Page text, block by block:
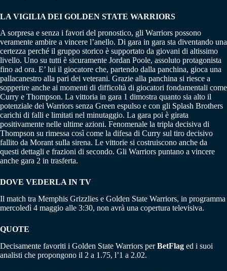
LA VIGILIA DEI GOLDEN STATE WARRIORS
A sorpresa e senza i favori del pronostico, gli Warriors possono
veramente ambire a vincere l’anello. Di gara in gara sta diventando una
certezza perché il gruppo storico è supportato da giovani di altissimo
livello. Uno su tutti è sicuramente Jordan Poole, assoluto protagonista
fino ad ora. E’ lui il giocatore che, partendo dalla panchina, gioca una
pallacanestro alla pari dei veterani. Grazie alla panchina si riesce a
sopperire anche ai momenti di difficoltà di giocatori fondamentali come
Curry e Thompson. La vittoria in gara 1 dimostra quanto sia alto il
potenziale dei Warriors senza Green espulso e con gli Splash Brothers
carichi di falli e limitati nel minutaggio. La gara poi è girata
positivamente nelle ultime azioni. Fenomenale la tripla decisiva di
Thompson su rimessa così come la difesa di Curry sul tiro decisivo
fallito da Morant sulla sirena. Le vittorie si costruiscono anche da
questi dettagli e frazioni di secondo. Gli Warriors puntano a vincere
anche gara 2 in trasferta.
DOVE VEDERLA IN TV
Il match tra Memphis Grizzlies e Golden State Warriors, in programma
mercoledì 4 maggio alle 3:30, non avrà una copertura televisiva.
QUOTE
Decisamente favoriti i Golden State Warriors perBetFlag ed i suoi
analisti che propongono il 2 a 1.75, l’1 a 2.02.